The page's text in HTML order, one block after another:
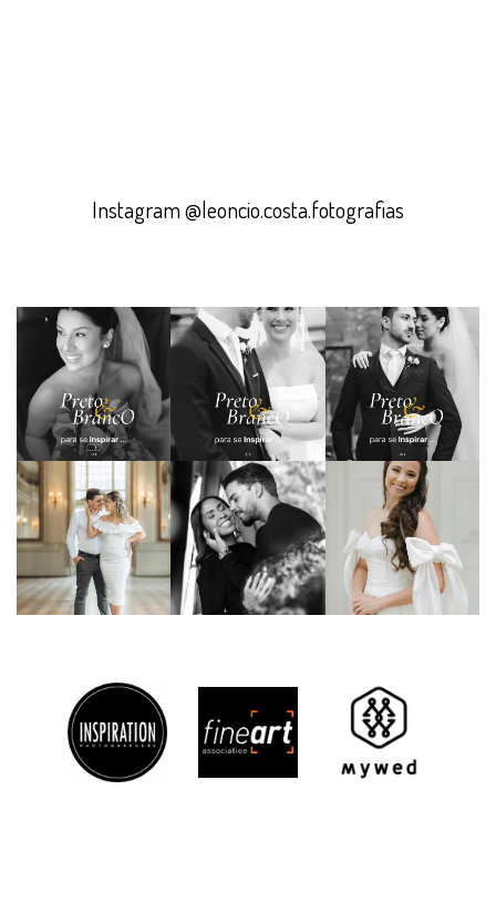
Instagram @leoncio.costa.fotografias